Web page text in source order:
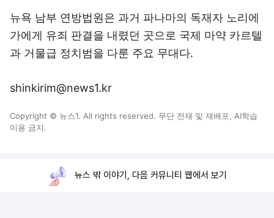
뉴욕 남부 연방법원은 과거 파나마의 독재자 노리에
가에게 유죄 판결을 내렸던 곳으로 국제 마약 카르텔
과 거물급 정치범을 다룬 주요 무대다.
shinkirim@news1.kr
Copyright © 뉴스1. All rights reserved. 무단 전재 및 재배포, AI학습
이용 금지.
뉴스 밖 이야기, 다음 커뮤니티 웹에서 보기